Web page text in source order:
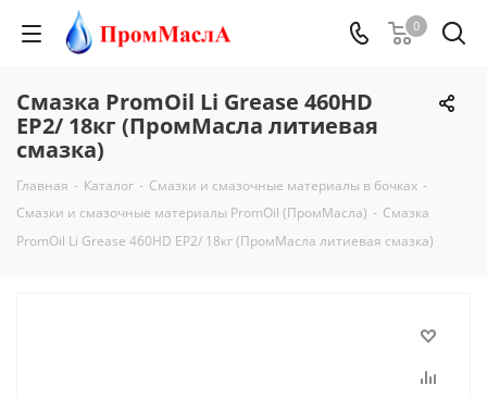
0
Смазка PromOil Li Grease 460HD
EP2/ 18кг (ПромМасла литиевая
смазка)
Главная - Каталог - Смазки и смазочные материалы в бочках -
Смазки и смазочные материалы PromOil (ПромМасла) - Смазка
PromOil Li Grease 460HD EP2/ 18кг (ПромМасла литиевая смазка)